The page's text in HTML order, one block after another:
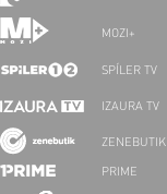
MOZI+
SPÍLER TV
IZAURA TV
ZENEBUTIK
PRIME